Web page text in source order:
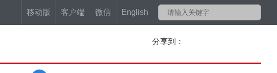
移动版 客户端 微信 English
分享到：